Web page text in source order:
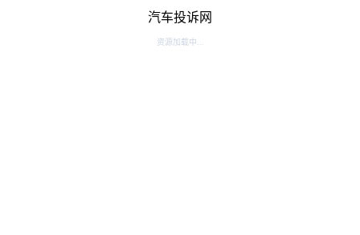
汽车投诉网
资源加载中...